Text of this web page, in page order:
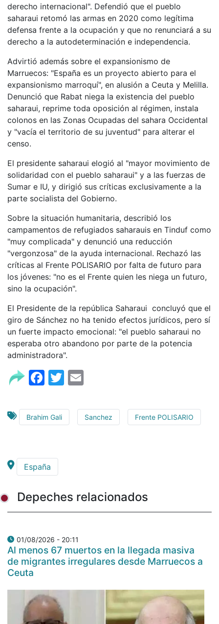
derecho internacional". Defendió que el pueblo
saharaui retomó las armas en 2020 como legítima
defensa frente a la ocupación y que no renunciará a su
derecho a la autodeterminación e independencia.
Advirtió además sobre el expansionismo de
Marruecos: "España es un proyecto abierto para el
expansionismo marroquí", en alusión a Ceuta y Melilla.
Denunció que Rabat niega la existencia del pueblo
saharaui, reprime toda oposición al régimen, instala
colonos en las Zonas Ocupadas del sahara Occidental
y "vacía el territorio de su juventud" para alterar el
censo.
El presidente saharaui elogió al "mayor movimiento de
solidaridad con el pueblo saharaui" y a las fuerzas de
Sumar e IU, y dirigió sus críticas exclusivamente a la
parte socialista del Gobierno.
Sobre la situación humanitaria, describió los
campamentos de refugiados saharauis en Tinduf como
"muy complicada" y denunció una reducción
"vergonzosa" de la ayuda internacional. Rechazó las
críticas al Frente POLISARIO por falta de futuro para
los jóvenes: "no es el Frente quien les niega un futuro,
sino la ocupación".
El Presidente de la república Saharaui concluyó que el
giro de Sánchez no ha tenido efectos jurídicos, pero sí
un fuerte impacto emocional: "el pueblo saharaui no
esperaba otro abandono por parte de la potencia
administradora".
Facebook
Twitter
Brahim Gali Sanchez Frente POLISARIO
España
Depeches relacionados
01/08/2026 - 20:11
Al menos 67 muertos en la llegada masiva
de migrantes irregulares desde Marruecos a
Ceuta